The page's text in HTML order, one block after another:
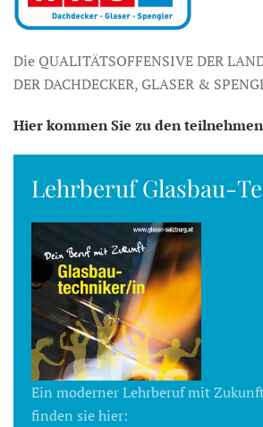
Die QUALITÄTSOFFENSIVE DER
DER DACHDECKER, GLASER &
Hier kommen Sie zu den
Lehrberuf Glasbau-
Ein moderner Lehrberuf mit
finden sie hier: